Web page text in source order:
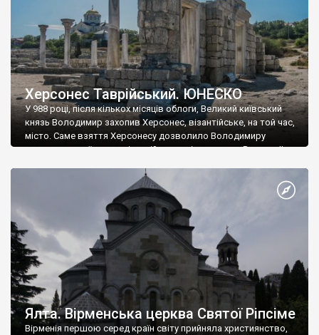
Херсонес Таврійський. ЮНЕСКО
У 988 році, після кількох місяців облоги, Великий київський
князь Володимир захопив Херсонес, візантійське, на той час,
місто. Саме взяття Херсонесу дозволило Володимиру
диктувати свої умови візантійському імператору Василю ІІ, та
Херсонесі Володимир-язичник, став Василем-християнином.
А потім було Хрещення Русі. На честь Херсонесу Таврійського
Ялта. Вірменська церква Святої Ріпсіме
Вірменія першою серед країн світу прийняла християнство,